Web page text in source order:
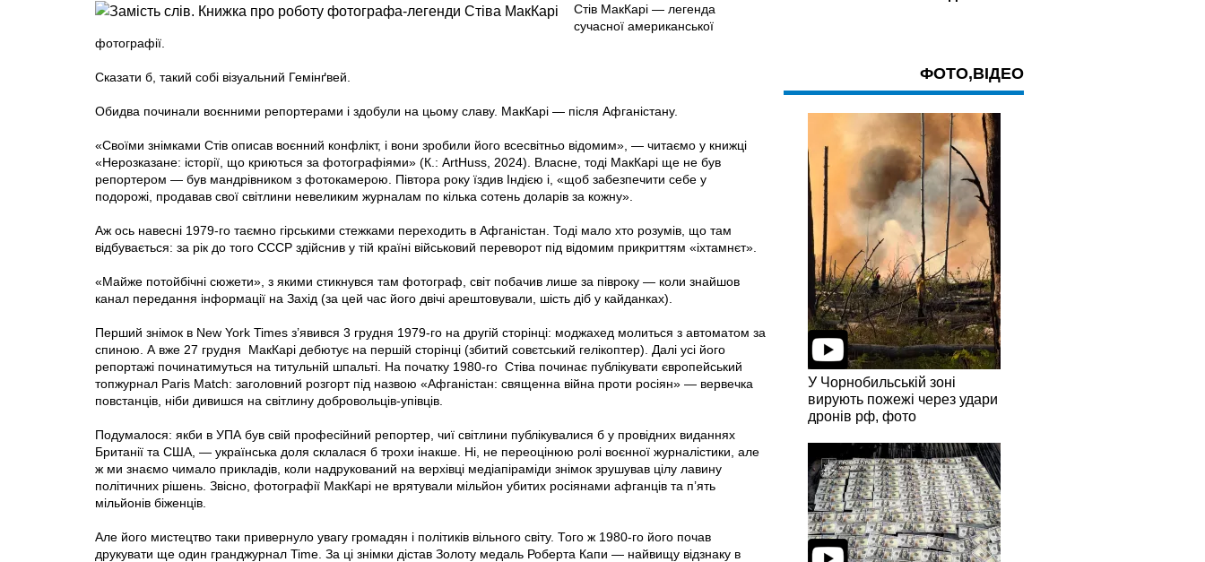
Стів МакКарі — легенда
сучасної американської
фотографії.
Сказати б, такий собі візуальний Гемінґвей.
Обидва починали воєнними репортерами і здобули на цьому славу. МакКарі — після Афганістану.
«Своїми знімками Стів описав воєнний конфлікт, і вони зробили його всесвітньо відомим», — читаємо у книжці
«Нерозказане: історії, що криються за фотографіями» (К.: ArtHuss, 2024). Власне, тоді МакКарі ще не був
репортером — був мандрівником з фотокамерою. Півтора року їздив Індією і, «щоб забезпечити себе у
подорожі, продавав свої світлини невеликим журналам по кілька сотень доларів за кожну».
Аж ось навесні 1979-го таємно гірськими стежками переходить в Афганістан. Тоді мало хто розумів, що там
відбувається: за рік до того СССР здійснив у тій країні військовий переворот під відомим прикриттям «іхтамнєт».
«Майже потойбічні сюжети», з якими стикнувся там фотограф, світ побачив лише за півроку — коли знайшов
канал передання інформації на Захід (за цей час його двічі арештовували, шість діб у кайданках).
Перший знімок в New York Times з’явився 3 грудня 1979-го на другій сторінці: моджахед молиться з автоматом за
спиною. А вже 27 грудня МакКарі дебютує на першій сторінці (збитий совєтський гелікоптер). Далі усі його
репортажі починатимуться на титульній шпальті. На початку 1980-го Стіва починає публікувати європейський
топжурнал Paris Match: заголовний розгорт під назвою «Афганістан: священна війна проти росіян» — вервечка
повстанців, ніби дивишся на світлину добровольців-упівців.
Подумалося: якби в УПА був свій професійний репортер, чиї світлини публікувалися б у провідних виданнях
Британії та США, — українська доля склалася б трохи інакше. Ні, не переоцінюю ролі воєнної журналістики, але
ж ми знаємо чимало прикладів, коли надрукований на верхівці медіапіраміди знімок зрушував цілу лавину
політичних рішень. Звісно, фотографії МакКарі не врятували мільйон убитих росіянами афганців та п’ять
мільйонів біженців.
Але його мистецтво таки привернуло увагу громадян і політиків вільного світу. Того ж 1980-го його почав
друкувати ще один гранджурнал Time. За ці знімки дістав Золоту медаль Роберта Капи — найвищу відзнаку в
ФОТО,ВІДЕО
У Чорнобильській зоні
вирують пожежі через удари
дронів рф, фото